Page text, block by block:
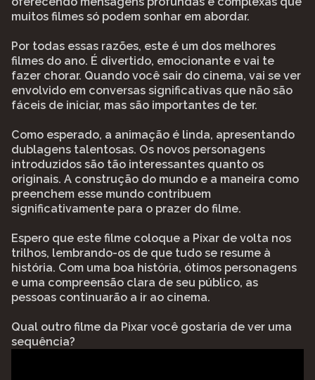
muitos filmes só podem sonhar em abordar.
Por todas essas razões, este é um dos melhores
filmes do ano. É divertido, emocionante e vai te
fazer chorar. Quando você sair do cinema, vai se ver
envolvido em conversas significativas que não são
fáceis de iniciar, mas são importantes de ter.
Como esperado, a animação é linda, apresentando
dublagens talentosas. Os novos personagens
introduzidos são tão interessantes quanto os
originais. A construção do mundo e a maneira como
preenchem esse mundo contribuem
significativamente para o prazer do filme.
Espero que este filme coloque a Pixar de volta nos
trilhos, lembrando-os de que tudo se resume à
história. Com uma boa história, ótimos personagens
e uma compreensão clara de seu público, as
pessoas continuarão a ir ao cinema.
Qual outro filme da Pixar você gostaria de ver uma
sequência?